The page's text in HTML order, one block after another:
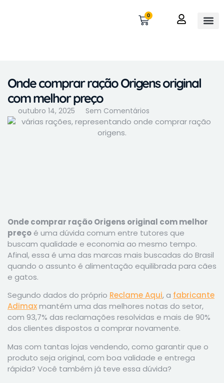
0
Onde comprar ração Origens original
com melhor preço
outubro 14, 2025 Sem Comentários
Onde comprar ração Origens original com melhor
preço é uma dúvida comum entre tutores que
buscam qualidade e economia ao mesmo tempo.
Afinal, essa é uma das marcas mais buscadas do Brasil
quando o assunto é alimentação equilibrada para cães
e gatos.
Segundo dados do próprio Reclame Aqui, a fabricante
Adimaxmantém uma das melhores notas do setor,
com 93,7% das reclamações resolvidas e mais de 90%
dos clientes dispostos a comprar novamente.
Mas com tantas lojas vendendo, como garantir que o
produto seja original, com boa validade e entrega
rápida? Você também já teve essa dúvida?